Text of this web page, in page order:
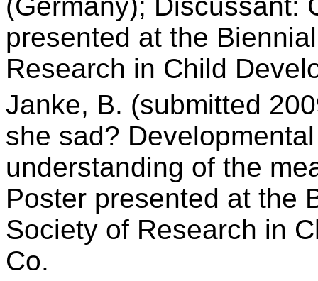
(Germany); Discussant:
presented at the
Research in Child
Janke, B. (submitted
she sad?
understanding of the
Poster presented at the
Society of Research in
Co.